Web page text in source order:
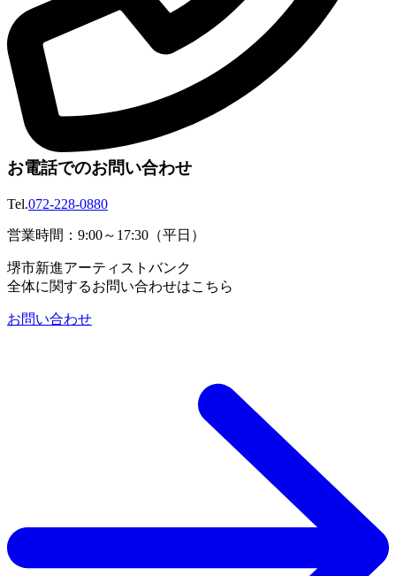
お電話でのお問い合わせ
Tel.072-228-0880
営業時間：9:00～17:30（平日）
堺市新進アーティストバンク
全体に関するお問い合わせはこちら
お問い合わせ